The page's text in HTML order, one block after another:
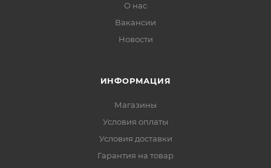
О нас
Вакансии
Новости
ИНФОРМАЦИЯ
Магазины
Условия оплаты
Условия доставки
Гарантия на товар